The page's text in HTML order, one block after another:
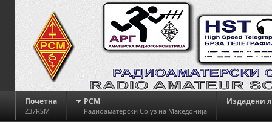
Почетна
Z37RSM
РСМ
Радиоаматерски Сојуз на Македонија
Издадени